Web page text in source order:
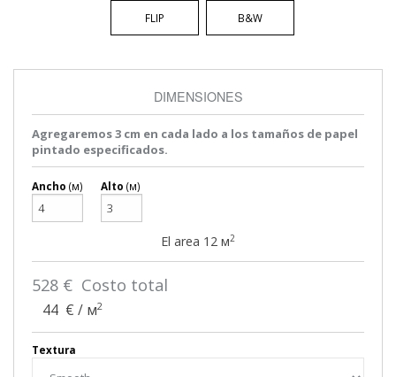
FLIP B&W
DIMENSIONES
Agregaremos 3 cm en cada lado a los tamaños de papel
pintado especificados.
Ancho (м) Alto (м)
El area 12 м2
528 € Costo total
44 € / м2
Textura